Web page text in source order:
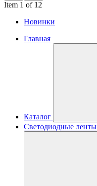
Item 1 of 12
Новинки
Главная
Каталог
Светодиодные ленты